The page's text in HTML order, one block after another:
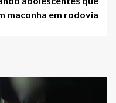
maconha em rodovia